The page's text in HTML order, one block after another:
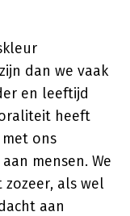
dan we vaak
en leeftijd
heeft
ons
mensen. We
als wel
aan